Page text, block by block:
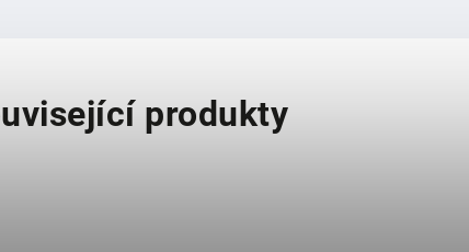
produkty